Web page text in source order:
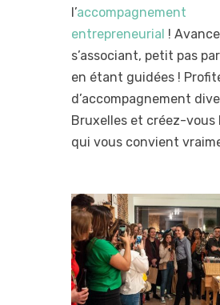
l’accompagnement
entrepreneurial !
s’associant, petit pas
en étant guidées !
d’accompagnement
Bruxelles et créez-vous
qui vous convient